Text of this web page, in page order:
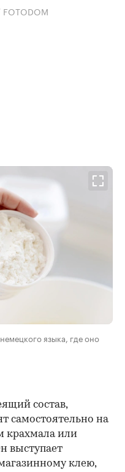
языка, где оно
состав,
самостоятельно на
крахмала или
выступает
клею,